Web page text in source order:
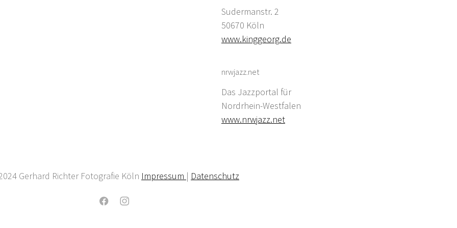
Sudermanstr. 2
50670 Köln
www.kinggeorg.de
nrwjazz.net
Das Jazzportal für
Nordrhein-Westfalen
www.nrwjazz.net
Gerhard Richter Fotografie Köln Impressum | Datenschutz
FacebookInstagram